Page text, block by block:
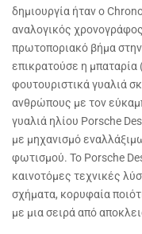
δημιουργία ήταν ο
αναλογικός
πρωτοποριακό βήμα
επικρατούσε η μπαταρία
φουτουριστικά γυαλιά
ανθρώπους με τον
γυαλιά ηλίου Porsche
με μηχανισμό
φωτισμού. Το Porsche
καινοτόμες τεχνικές
σχήματα, κορυφαία
με μια σειρά από